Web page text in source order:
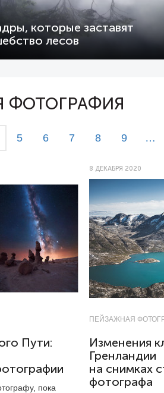
которые заставят
лесов
ФОТОГРАФИЯ
5 6 7 8 9 …
Пути:
пока
8 ДЕКАБРЯ 2020
ПЕЙЗАЖНАЯ
Изменения
Гренландии
на снимках
фотографа